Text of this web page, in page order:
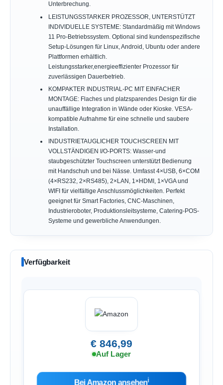
Unterbrechung.
LEISTUNGSSTARKER PROZESSOR, UNTERSTÜTZT
INDIVIDUELLE SYSTEME: Standardmäßig mit Windows
11 Pro-Betriebssystem. Optional sind kundenspezifische
Setup-Lösungen für Linux, Android, Ubuntu oder andere
Plattformen erhältlich.
Leistungsstarker,energieeffizienter Prozessor für
zuverlässigen Dauerbetrieb.
KOMPAKTER INDUSTRIAL-PC MIT EINFACHER
MONTAGE: Flaches und platzsparendes Design für die
unauffällige Integration in Wände oder Kioske. VESA-
kompatible Aufnahme für eine schnelle und saubere
Installation.
INDUSTRIETAUGLICHER TOUCHSCREEN MIT
VOLLSTÄNDIGEN I/O-PORTS: Wasser-und
staubgeschützter Touchscreen unterstützt Bedienung
mit Handschuh und bei Nässe. Umfasst 4×USB, 6×COM
(4×RS232, 2×RS485), 2×LAN, 1×HDMI, 1×VGA und
WIFI für vielfältige Anschlussmöglichkeiten. Perfekt
geeignet für Smart Factories, CNC-Maschinen,
Industrieroboter, Produktionsleitsysteme, Catering-POS-
Systeme und gewerbliche Anwendungen.
Verfügbarkeit
€ 846,99
Auf Lager
Bei Amazon ansehenℹ︎